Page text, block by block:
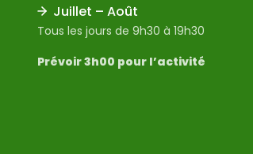
Juillet – Août
Tous les jours de 9h30 à 19h30
Prévoir 3h00 pour l’activité